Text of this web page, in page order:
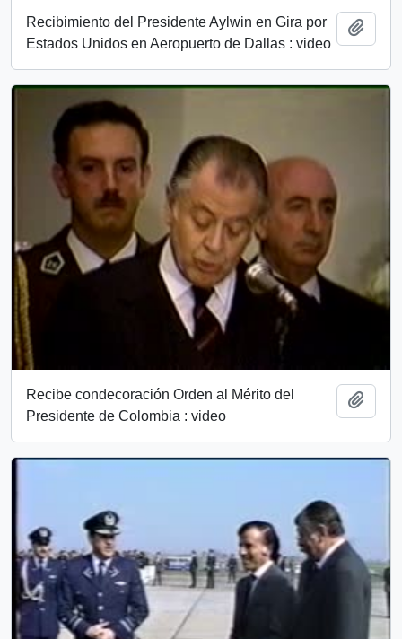
Recibimiento del Presidente Aylwin en Gira por
Estados Unidos en Aeropuerto de Dallas : video
Recibe condecoración Orden al Mérito del
Presidente de Colombia : video